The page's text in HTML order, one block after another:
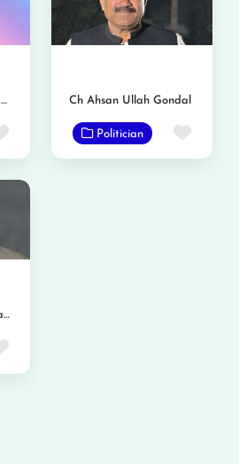
Peer Syed Muhammad Binyamin Rizvi
Favorite
Ch Ahsan Ullah Gondal
Politician
Ch Muhammad Nawaz Panjutha
Favorite